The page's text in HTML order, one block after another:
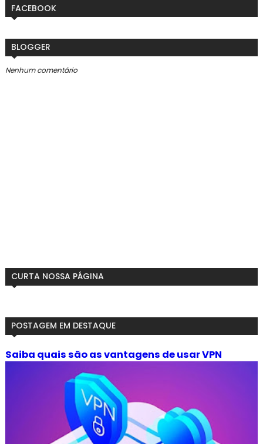
FACEBOOK
BLOGGER
Nenhum comentário
CURTA NOSSA PÁGINA
POSTAGEM EM DESTAQUE
Saiba quais são as vantagens de usar VPN